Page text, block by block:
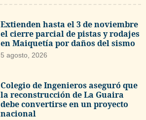
Extienden hasta el 3 de noviembre
el cierre parcial de pistas y rodajes
en Maiquetía por daños del sismo
5 agosto, 2026
Colegio de Ingenieros aseguró que
la reconstrucción de La Guaira
debe convertirse en un proyecto
nacional